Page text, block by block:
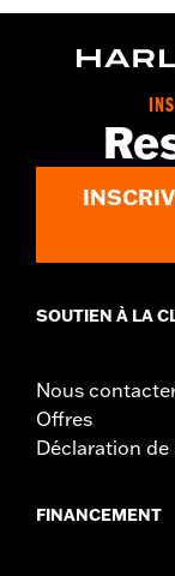
SOUTIEN À LA
Nous
Offres
Déclaration
FINANCEMENT